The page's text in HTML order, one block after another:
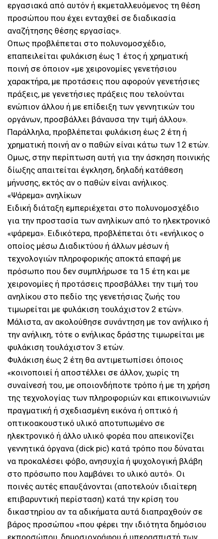
εργασιακά από αυτόν ή εκμεταλλευόμενος τη θέση
προσώπου που έχει ενταχθεί σε διαδικασία
αναζήτησης θέσης εργασίας».
Οπως προβλέπεται στο πολυνομοσχέδιο,
επαπειλείται φυλάκιση έως 1 έτος ή χρηματική
ποινή σε όποιον «με χειρονομίες γενετήσιου
χαρακτήρα, με προτάσεις που αφορούν γενετήσιες
πράξεις, με γενετήσιες πράξεις που τελούνται
ενώπιον άλλου ή με επίδειξη των γεννητικών του
οργάνων, προσβάλλει βάναυσα την τιμή άλλου».
Παράλληλα, προβλέπεται φυλάκιση έως 2 έτη ή
χρηματική ποινή αν ο παθών είναι κάτω των 12 ετών.
Ομως, στην περίπτωση αυτή για την άσκηση ποινικής
δίωξης απαιτείται έγκληση, δηλαδή κατάθεση
μήνυσης, εκτός αν ο παθών είναι ανήλικος.
«Ψάρεμα» ανηλίκων
Ειδική διάταξη εμπεριέχεται στο πολυνομοσχέδιο
για την προστασία των ανηλίκων από το ηλεκτρονικό
«ψάρεμα». Ειδικότερα, προβλέπεται ότι «ενήλικος ο
οποίος μέσω Διαδικτύου ή άλλων μέσων ή
τεχνολογιών πληροφορικής αποκτά επαφή με
πρόσωπο που δεν συμπλήρωσε τα 15 έτη και με
χειρονομίες ή προτάσεις προσβάλλει την τιμή του
ανηλίκου στο πεδίο της γενετήσιας ζωής του
τιμωρείται με φυλάκιση τουλάχιστον 2 ετών».
Μάλιστα, αν ακολούθησε συνάντηση με τον ανήλικο ή
την ανήλικη, τότε ο ενήλικας δράστης τιμωρείται με
φυλάκιση τουλάχιστον 3 ετών.
Φυλάκιση έως 2 έτη θα αντιμετωπίσει όποιος
«κοινοποιεί ή αποστέλλει σε άλλον, χωρίς τη
συναίνεσή του, με οποιονδήποτε τρόπο ή με τη χρήση
της τεχνολογίας των πληροφοριών και επικοινωνιών
πραγματική ή σχεδιασμένη εικόνα ή οπτικό ή
οπτικοακουστικό υλικό αποτυπωμένο σε
ηλεκτρονικό ή άλλο υλικό φορέα που απεικονίζει
γεννητικά όργανα (dick pic) κατά τρόπο που δύναται
να προκαλέσει φόβο, ανησυχία ή ψυχολογική βλάβη
στο πρόσωπο που λαμβάνει το υλικό αυτό». Οι
ποινές αυτές επαυξάνονται (αποτελούν ιδιαίτερη
επιβαρυντική περίσταση) κατά την κρίση του
δικαστηρίου αν τα αδικήματα αυτά διαπραχθούν σε
βάρος προσώπου «που φέρει την ιδιότητα δημόσιου